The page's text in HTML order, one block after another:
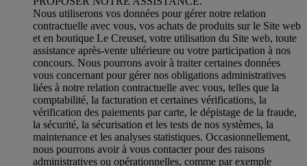
Nous utiliserons vos données pour gérer notre relation
contractuelle avec vous, vos achats de produits sur le Site web
et en boutique Le Creuset, votre utilisation du Site web, toute
assistance après-vente ultérieure ou votre participation à nos
concours. Nous pourrons avoir à traiter certaines données
vous concernant pour gérer nos obligations administratives
liées à notre relation contractuelle avec vous, telles que la
comptabilité, la facturation et certaines vérifications, la
vérification des paiements par carte, le dépistage de la fraude,
la sécurité, la sécurisation et les tests de nos systèmes, la
maintenance et les analyses statistiques. Occasionnellement,
nous pourrons avoir à vous contacter pour des raisons
administratives ou opérationnelles, comme par exemple